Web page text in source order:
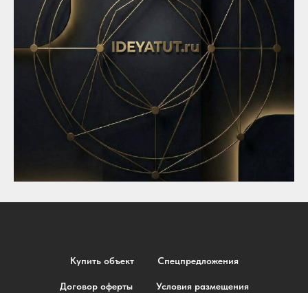
Купить объект Спецпредложения
Договор оферты Условия размещения